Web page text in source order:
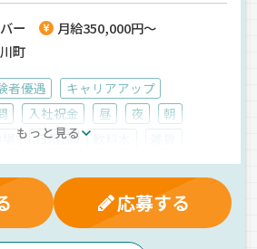
ー
月給350,000円～
町
者優遇
キャリアアップ
入社祝金 昼 夜
朝
日用品
軽四輪（AT） 業務委託
もっと見る
応募する